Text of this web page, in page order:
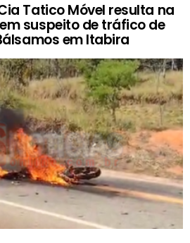
Tatico Móvel resulta na
suspeito de tráfico de
em Itabira